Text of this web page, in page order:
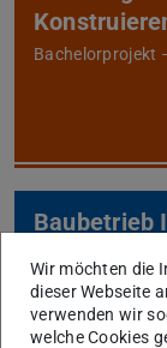
Bachelorprojekt
Baubetrieb
Wir möchten die
dieser Webseite
verwenden wir
welche Cookies